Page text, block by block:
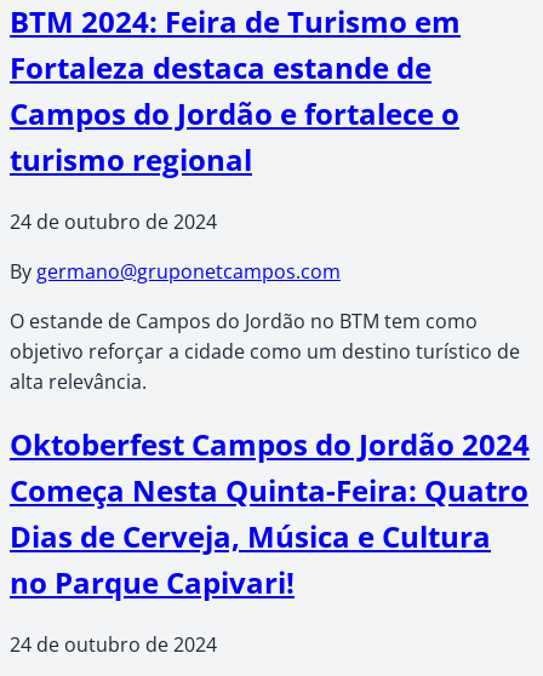
BTM 2024: Feira de Turismo em
Fortaleza destaca estande de
Campos do Jordão e fortalece o
turismo regional
24 de outubro de 2024
By germano@gruponetcampos.com
O estande de Campos do Jordão no BTM tem como
objetivo reforçar a cidade como um destino turístico de
alta relevância.
Oktoberfest Campos do Jordão 2024
Começa Nesta Quinta-Feira: Quatro
Dias de Cerveja, Música e Cultura
no Parque Capivari!
24 de outubro de 2024